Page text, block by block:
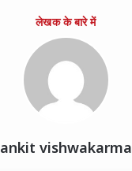
ankit vishwakarma